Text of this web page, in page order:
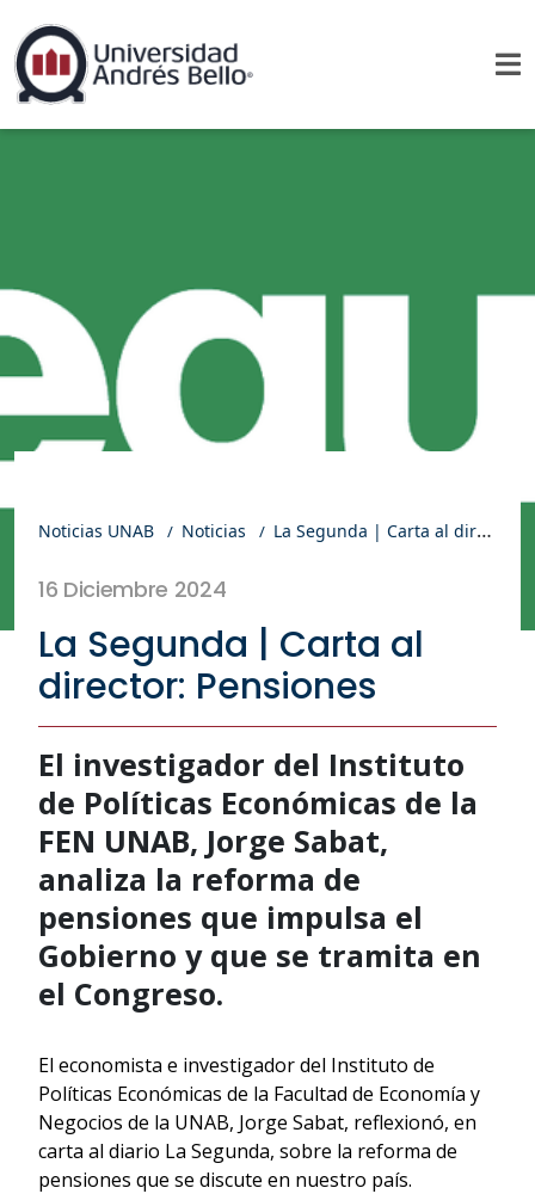
Noticias UNAB Noticias La Segunda | Carta al director: Pensiones
16 Diciembre 2024
La Segunda | Carta al
director: Pensiones
El investigador del Instituto
de Políticas Económicas de la
FEN UNAB, Jorge Sabat,
analiza la reforma de
pensiones que impulsa el
Gobierno y que se tramita en
el Congreso.
El economista e investigador del Instituto de
Políticas Económicas de la Facultad de Economía y
Negocios de la UNAB, Jorge Sabat, reflexionó, en
carta al diario La Segunda, sobre la reforma de
pensiones que se discute en nuestro país.